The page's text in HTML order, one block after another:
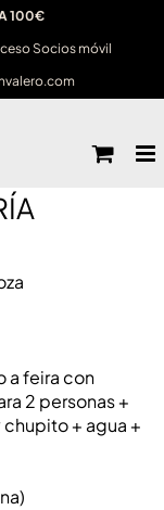
100€
Socios móvil
a feira con
2 personas +
+ agua +